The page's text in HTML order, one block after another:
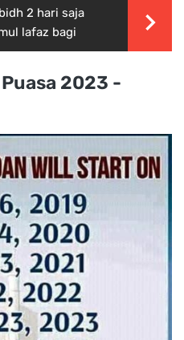
2 hari saja
lafaz bagi
2023 -